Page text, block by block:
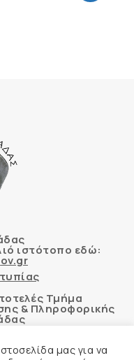
ιστότοπο εδώ:
Τμήμα
& Πληροφορικής
μας για να